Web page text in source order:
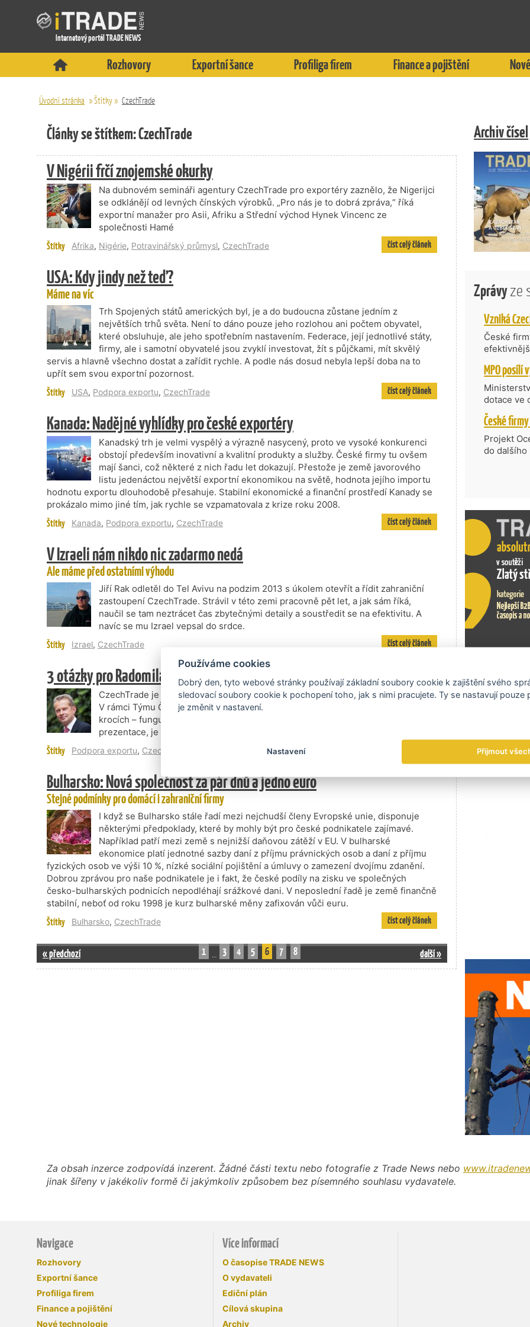
Internetový portál TRADE NEWS
Rozhovory Exportní šance Profiliga firem Finance a pojištění
Úvodní stránka »Štítky» CzechTrade
Články se štítkem: CzechTrade
V Nigérii frčí znojemské okurky
Na dubnovém semináři agentury CzechTrade pro exportéry zaznělo, že Nigerijci
se odklánějí od levných čínských výrobků. „Pro nás je to dobrá zpráva,“ říká
exportní manažer pro Asii, Afriku a Střední východ Hynek Vincenc ze
společnosti Hamé
Štítky Afrika, Nigérie, Potravinářský průmysl, CzechTrade číst celý článek
USA: Kdy jindy než teď?
Máme na víc
Trh Spojených států amerických byl, je a do budoucna zůstane jedním z
největších trhů světa. Není to dáno pouze jeho rozlohou ani počtem obyvatel,
které obsluhuje, ale jeho spotřebním nastavením. Federace, její jednotlivé státy,
firmy, ale i samotní obyvatelé jsou zvyklí investovat, žít s půjčkami, mít skvělý
servis a hlavně všechno dostat a zařídit rychle. A podle nás dosud nebyla lepší doba na to
upřít sem svou exportní pozornost.
Štítky USA, Podpora exportu, CzechTrade číst celý článek
Kanada: Nadějné vyhlídky pro české exportéry
Kanadský trh je velmi vyspělý a výrazně nasycený, proto ve vysoké konkurenci
obstojí především inovativní a kvalitní produkty a služby. České firmy tu ovšem
mají šanci, což některé z nich řadu let dokazují. Přestože je země javorového
listu jedenáctou největší exportní ekonomikou na světě, hodnota jejího importu
hodnotu exportu dlouhodobě přesahuje. Stabilní ekonomické a finanční prostředí Kanady se
prokázalo mimo jiné tím, jak rychle se vzpamatovala z krize roku 2008.
Štítky Kanada, Podpora exportu, CzechTrade číst celý článek
V Izraeli nám nikdo nic zadarmo nedá
Ale máme před ostatními výhodu
Jiří Rak odletěl do Tel Avivu na podzim 2013 s úkolem otevřít a řídit zahraniční
zastoupení CzechTrade. Strávil v této zemi pracovně pět let, a jak sám říká,
naučil se tam neztrácet čas zbytečnými detaily a soustředit se na efektivitu. A
navíc se mu Izrael vepsal do srdce.
Štítky Izrael, CzechTrade číst celý článek
3 otázky pro Radomila Doležala, generálního ředitele CzechTrade
CzechTrade je jedním ze zakládajících členů Týmu Česko, jak projekt pokračuje?
V rámci Týmu Česko nyní intenzivně pracujeme na konkrétních praktických
krocích – funguje informační a kontaktní one stop shop a společná webová
prezentace, je nastaven systém péče o klienty, pracovníci jednotlivých…
Štítky Podpora exportu, CzechTrade
Bulharsko: Nová společnost za pár dnů a jedno euro
Stejné podmínky pro domácí i zahraniční firmy
I když se Bulharsko stále řadí mezi nejchudší členy Evropské unie, disponuje
některými předpoklady, které by mohly být pro české podnikatele zajímavé.
Například patří mezi země s nejnižší daňovou zátěží v EU. V bulharské
ekonomice platí jednotné sazby daní z příjmu právnických osob a daní z příjmu
fyzických osob ve výši 10 %, nízké sociální pojištění a úmluvy o zamezení dvojímu zdanění.
Dobrou zprávou pro naše podnikatele je i fakt, že české podíly na zisku ve společných
česko-bulharských podnicích nepodléhají srážkové dani. V neposlední řadě je země finančně
stabilní, neboť od roku 1998 je kurz bulharské měny zafixován vůči euru.
Štítky Bulharsko, CzechTrade číst celý článek
« předchozí 1 … 3 4 5 6 7 8 další »
Archiv čísel
Zprávyze
České
nabídne
zahraniční
dotace ve
Transfer,
Částkou
umělé
do
Projekt
do dalšího
prosazují
nejen
příběh.
Exportní
Za obsah inzerce zodpovídá inzerent. Žádné části textu nebo fotografie z Trade News nebo
jinak šířeny v jakékoliv formě či jakýmkoliv způsobem bez písemného souhlasu vydavatele.
Navigace
Rozhovory
Exportní šance
Profiliga firem
Finance a pojištění
Nové technologie
Více informací
O časopise TRADE NEWS
O vydavateli
Ediční plán
Cílová skupina
Archiv
Používáme cookies
Dobrý den, tyto webové stránky používají základní soubory cookie k zajištění svého
sledovací soubory cookie k pochopení toho, jak s nimi pracujete. Ty se nastavují pouze
je změnit v nastavení.
Nastavení Přijmout